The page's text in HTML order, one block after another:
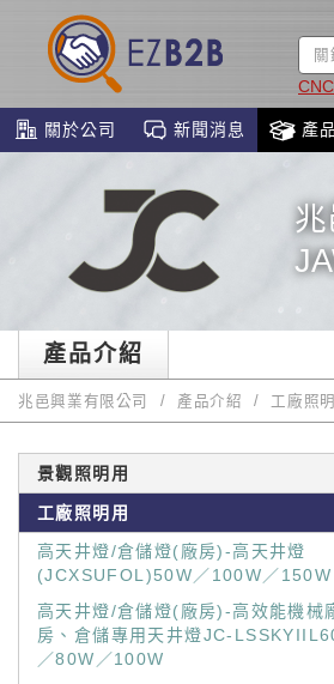
關於公司 新聞消息 產
兆
產品介紹
兆邑興業有限公司 產品介紹 工廠照
景觀照明用
工廠照明用
高天井燈/倉儲燈(廠房)-高天井燈
(JCXSUFOL)50W／100W／150W
高天井燈/倉儲燈(廠房)-高效能機械
房、倉儲專用天井燈JC-
／80W／100W